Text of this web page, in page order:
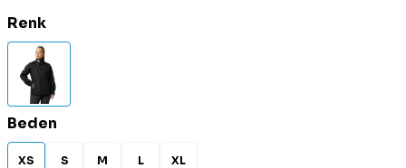
Renk
Beden
XS S M L XL